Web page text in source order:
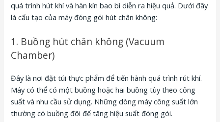
quá trình hút khí và hàn kín bao bì diễn ra hiệu quả. Dưới đây
là cấu tạo của máy đóng gói hút chân không:
1. Buồng hút chân không (Vacuum
Chamber)
Đây là nơi đặt túi thực phẩm để tiến hành quá trình rút khí.
Máy có thể có một buồng hoặc hai buồng tùy theo công
suất và nhu cầu sử dụng. Những dòng máy công suất lớn
thường có buồng đôi để tăng hiệu suất đóng gói.